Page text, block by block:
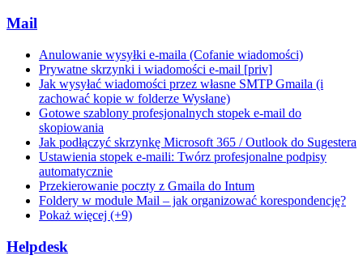
Mail
Anulowanie wysyłki e-maila (Cofanie wiadomości)
Prywatne skrzynki i wiadomości e-mail [priv]
Jak wysyłać wiadomości przez własne SMTP Gmaila (i
zachować kopie w folderze Wysłane)
Gotowe szablony profesjonalnych stopek e-mail do
skopiowania
Jak podłączyć skrzynkę Microsoft 365 / Outlook do Sugestera
Ustawienia stopek e-maili: Twórz profesjonalne podpisy
automatycznie
Przekierowanie poczty z Gmaila do Intum
Foldery w module Mail – jak organizować korespondencję?
Pokaż więcej (+9)
Helpdesk